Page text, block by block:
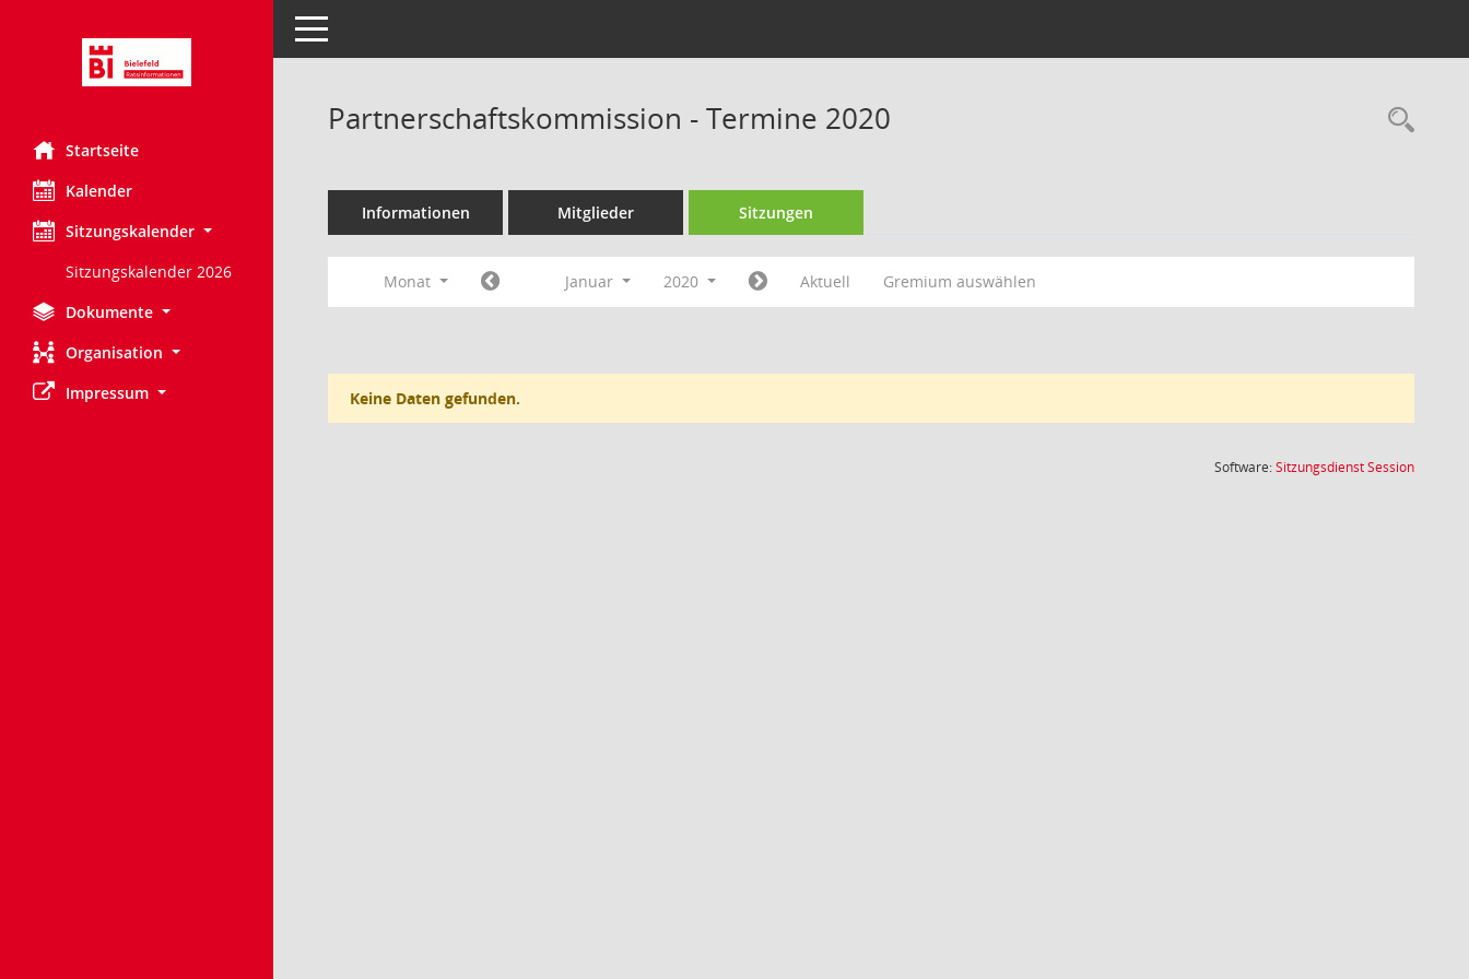
Startseite
Kalender
Sitzungskalender
Sitzungskalender 2026
Dokumente
Organisation
Impressum
Toggle navigation
Partnerschaftskommission - Termine 2020
Informationen Mitglieder Sitzungen
Monat Januar 2020 Aktuell Gremium auswählen
Keine Daten gefunden.
Software:SitzungsdienstSession(Wird in